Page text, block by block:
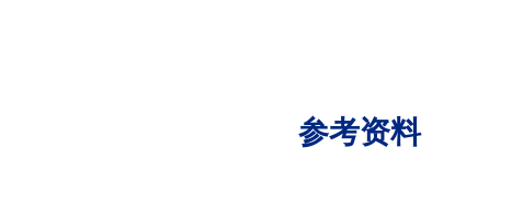
参考资料